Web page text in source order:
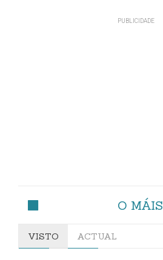
O MÁIS
VISTO ACTUAL